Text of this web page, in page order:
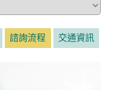
諮詢流程 交通資訊